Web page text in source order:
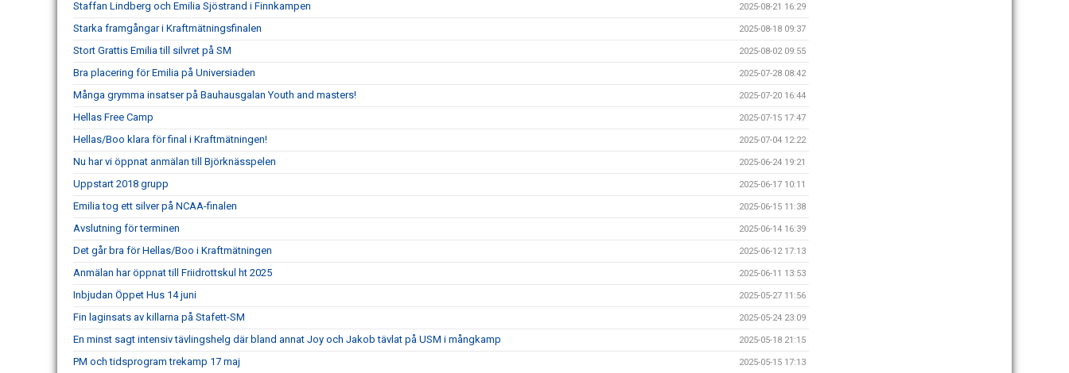
Staffan Lindberg och Emilia Sjöstrand i Finnkampen 2025-08-21 16:29
Starka framgångar i Kraftmätningsfinalen 2025-08-18 09:37
Stort Grattis Emilia till silvret på SM 2025-08-02 09:55
Bra placering för Emilia på Universiaden 2025-07-28 08:42
Många grymma insatser på Bauhausgalan Youth and masters! 2025-07-20 16:44
Hellas Free Camp 2025-07-15 17:47
Hellas/Boo klara för final i Kraftmätningen! 2025-07-04 12:22
Nu har vi öppnat anmälan till Björknässpelen 2025-06-24 19:21
Uppstart 2018 grupp 2025-06-17 10:11
Emilia tog ett silver på NCAA-finalen 2025-06-15 11:38
Avslutning för terminen 2025-06-14 16:39
Det går bra för Hellas/Boo i Kraftmätningen 2025-06-12 17:13
Anmälan har öppnat till Friidrottskul ht 2025 2025-06-11 13:53
Inbjudan Öppet Hus 14 juni 2025-05-27 11:56
Fin laginsats av killarna på Stafett-SM 2025-05-24 23:09
En minst sagt intensiv tävlingshelg där bland annat Joy och Jakob tävlat på USM i mångkamp 2025-05-18 21:15
PM och tidsprogram trekamp 17 maj 2025-05-15 17:13